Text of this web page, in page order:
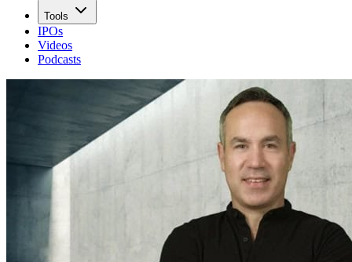
Tools
IPOs
Videos
Podcasts